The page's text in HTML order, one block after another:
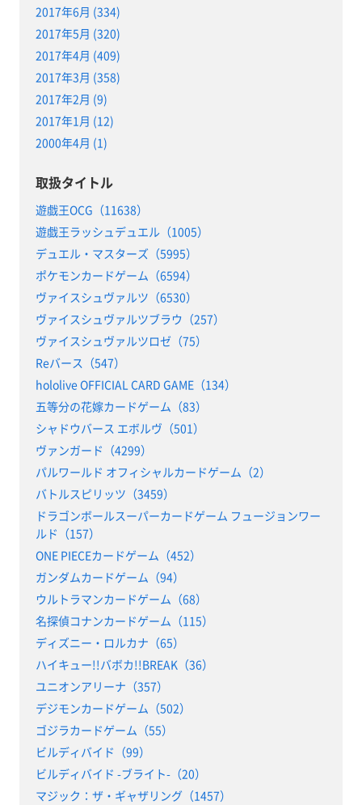
2017年6月 (334)
2017年5月 (320)
2017年4月 (409)
2017年3月 (358)
2017年2月 (9)
2017年1月 (12)
2000年4月 (1)
取扱タイトル
遊戯王OCG（11638）
遊戯王ラッシュデュエル（1005）
デュエル・マスターズ（5995）
ポケモンカードゲーム（6594）
ヴァイスシュヴァルツ（6530）
ヴァイスシュヴァルツブラウ（257）
ヴァイスシュヴァルツロゼ（75）
Reバース（547）
hololive OFFICIAL CARD GAME（134）
五等分の花嫁カードゲーム（83）
シャドウバース エボルヴ（501）
ヴァンガード（4299）
パルワールド オフィシャルカードゲーム（2）
バトルスピリッツ（3459）
ドラゴンボールスーパーカードゲーム フュージョンワー
ルド（157）
ONE PIECEカードゲーム（452）
ガンダムカードゲーム（94）
ウルトラマンカードゲーム（68）
名探偵コナンカードゲーム（115）
ディズニー・ロルカナ（65）
ハイキュー!!バボカ!!BREAK（36）
ユニオンアリーナ（357）
デジモンカードゲーム（502）
ゴジラカードゲーム（55）
ビルディバイド（99）
ビルディバイド -ブライト-（20）
マジック：ザ・ギャザリング（1457）